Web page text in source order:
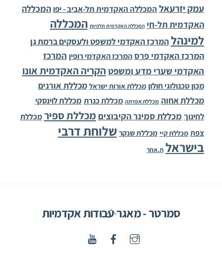
עמק יזרעאל המכללה האקדמית תל-אביב - יפו המכללה
האקדמית תל-חי המכללה האקדמית תלפיות המכללה
למינהלהמרכז האקדמי למשפט ולעסקים ברמת גן
המרכז האקדמי פרס המרכז האקדמי רופין המרכז
האקדמי שערי מדע ומשפט הקריה האקדמית אונו
מכון טכנולוגי חולון מכללת אורות ישראל מכללת אורנים
מכללת אחוה מכללת אפרתה מכללת כנרת מכללת לוינסקי
לחינוך מכללת סמינר הקיבוצים מכללת ספיר מכללת
צפת מכללת קיי מכללת שנקר שלוחת דרבי
בישראל ת.אחר
Back
Top
סמרטר - מאגר עבודות אקדמיות